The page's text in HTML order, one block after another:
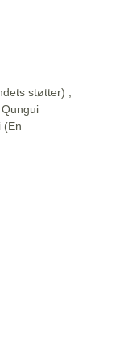
støtter) ;
(En